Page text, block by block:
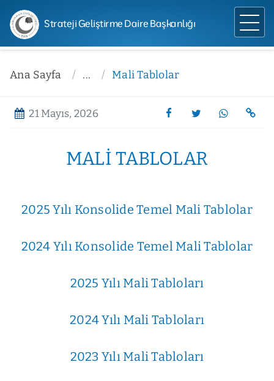
Strateji Geliştirme Daire Başkanlığı
Ana Sayfa ... Mali Tablolar
21 Mayıs, 2026
MALI TABLOLAR
2025 Yılı Konsolide Temel Mali Tablolar
2024 Yılı Konsolide Temel Mali Tablolar
2025 Yılı Mali Tabloları
2024 Yılı Mali Tabloları
2023 Yılı Mali Tabloları